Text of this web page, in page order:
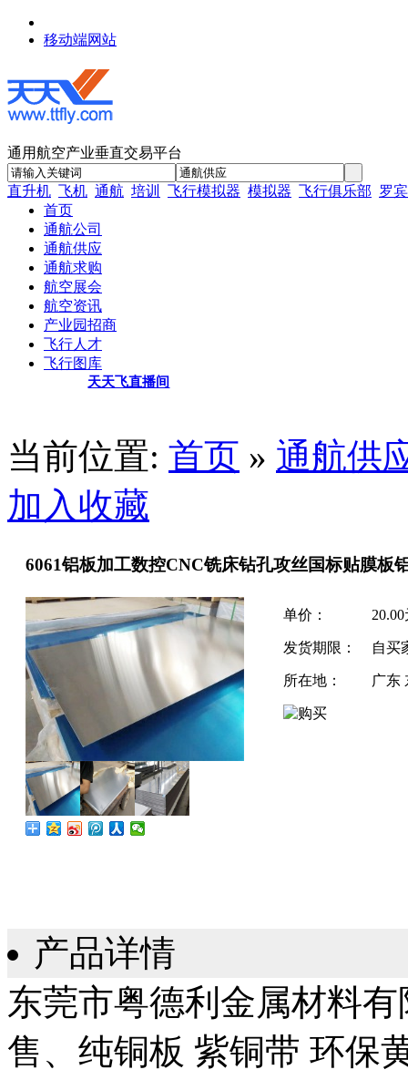
移动端网站
通用航空产业垂直交易平台
直升机 飞机 通航 培训 飞行模拟器 模拟器 飞行俱乐部 罗
首页
通航公司
通航供应
通航求购
航空展会
航空资讯
产业园招商
飞行人才
飞行图库
天天飞直播间
当前位置: 首页 » 通航供
加入收藏
6061铝板加工数控CNC铣床钻孔攻丝国标贴膜板
单价：
发货期限： 自买
所在地： 广东
产品详情
东莞市粤德利金属材料
售、纯铜板 紫铜带 环保